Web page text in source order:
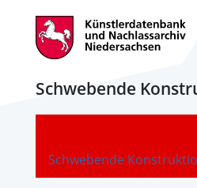
Schwebende
Schwebende